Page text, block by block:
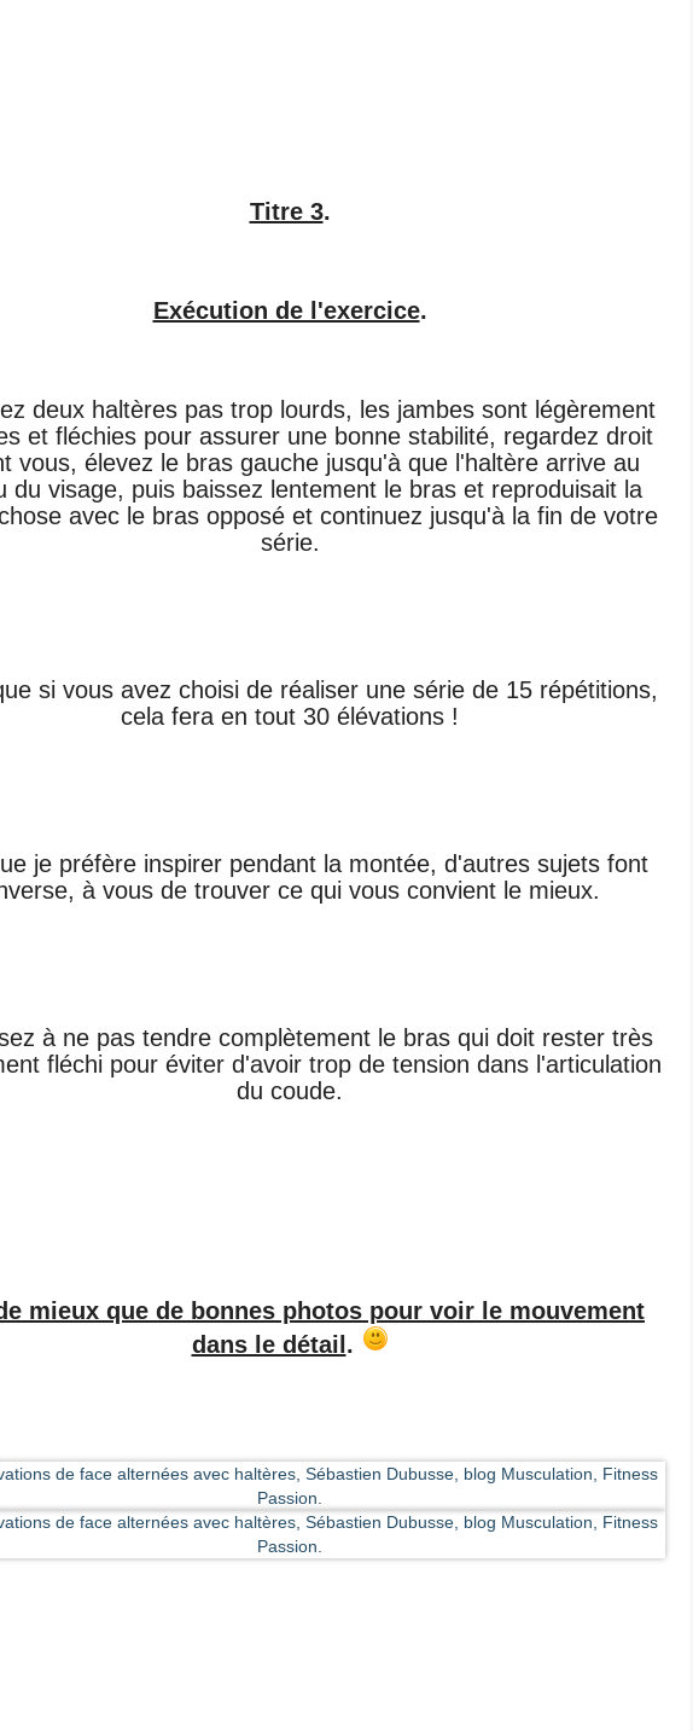
Titre 3.
Exécution de l'exercice.
deux haltères pas trop lourds, les jambes sont légèrement
et fléchies pour assurer une bonne stabilité, regardez droit
vous, élevez le bras gauche jusqu'à que l'haltère arrive au
du visage, puis baissez lentement le bras et reproduisait la
avec le bras opposé et continuez jusqu'à la fin de votre
série.
si vous avez choisi de réaliser une série de 15 répétitions,
cela fera en tout 30 élévations !
je préfère inspirer pendant la montée, d'autres sujets font
à vous de trouver ce qui vous convient le mieux.
à ne pas tendre complètement le bras qui doit rester très
fléchi pour éviter d'avoir trop de tension dans l'articulation
du coude.
mieux que de bonnes photos pour voir le mouvement
dans le détail .